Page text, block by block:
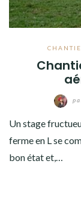
Un stage
ferme en L se
bon état et,…